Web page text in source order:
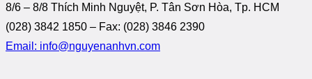
8/6 – 8/8 Thích Minh Nguyệt, P. Tân Sơn Hòa, Tp. HCM
(028) 3842 1850 – Fax: (028) 3846 2390
Email: info@nguyenanhvn.com